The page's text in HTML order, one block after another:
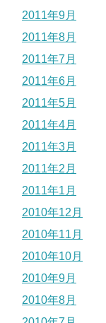
2011年9月
2011年8月
2011年7月
2011年6月
2011年5月
2011年4月
2011年3月
2011年2月
2011年1月
2010年12月
2010年11月
2010年10月
2010年9月
2010年8月